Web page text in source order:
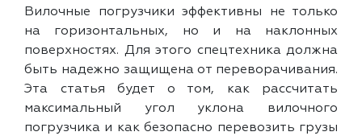
Вилочные погрузчики эффективны не только
на горизонтальных, но и на наклонных
поверхностях. Для этого спецтехника должна
быть надежно защищена от переворачивания.
Эта статья будет о том, как рассчитать
максимальный угол уклона вилочного
погрузчика и как безопасно перевозить грузы